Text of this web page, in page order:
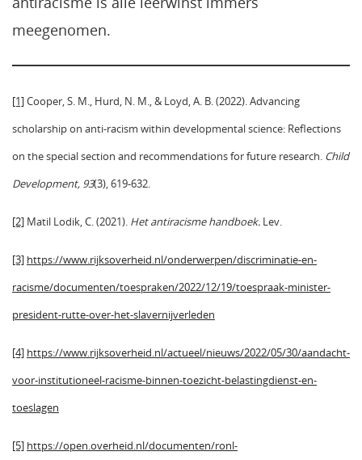
meegenomen.
[1]Cooper, S. M., Hurd, N. M., & Loyd, A. B. (2022). Advancing
scholarship on anti‐racism within developmental science: Reflections
on the special section and recommendations for future research. Child
Development, 93(3), 619-632.
[2] Matil Lodik, C. (2021). Het antiracisme handboek. Lev.
[3] https://www.rijksoverheid.nl/onderwerpen/discriminatie-en-
racisme/documenten/toespraken/2022/12/19/toespraak-minister-
president-rutte-over-het-slavernijverleden
[4] https://www.rijksoverheid.nl/actueel/nieuws/2022/05/30/aandacht-
voor-institutioneel-racisme-binnen-toezicht-belastingdienst-en-
toeslagen
[5] https://open.overheid.nl/documenten/ronl-